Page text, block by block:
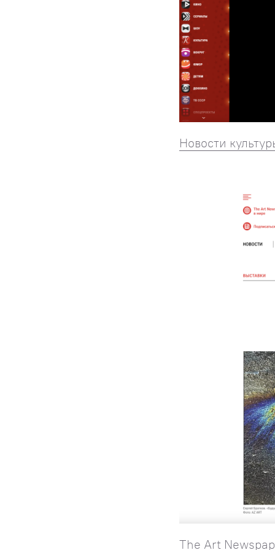
Новости
The Art